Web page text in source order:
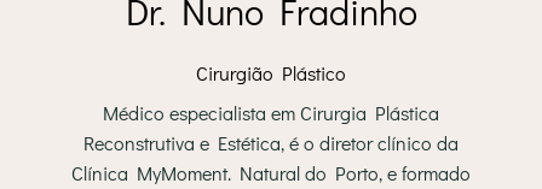
Dr. Nuno Fradinho
Cirurgião Plástico
Médico especialista em Cirurgia Plástica
Reconstrutiva e Estética, é o diretor clínico da
Clínica MyMoment. Natural do Porto, e formado